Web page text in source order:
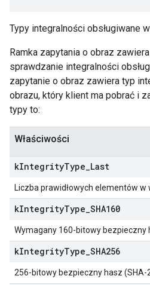
Typy integralności obsługiwane
Ramka zapytania o obraz
sprawdzanie integralności
zapytanie o obraz zawiera typ
obrazu, który klient ma pobrać i
typy to:
Właściwości
kIntegrityType Last
Liczba prawidłowych elementów w
kIntegrityType SHA160
Wymagany 160-bitowy bezpieczny
kIntegrityType SHA256
256-bitowy bezpieczny hasz (SHA-